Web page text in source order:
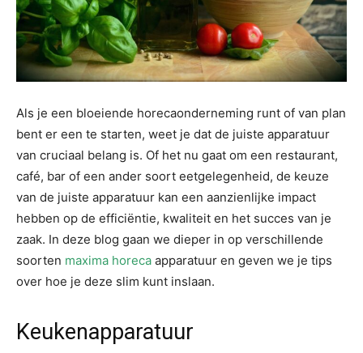
Als je een bloeiende horecaonderneming runt of van plan
bent er een te starten, weet je dat de juiste apparatuur
van cruciaal belang is. Of het nu gaat om een restaurant,
café, bar of een ander soort eetgelegenheid, de keuze
van de juiste apparatuur kan een aanzienlijke impact
hebben op de efficiëntie, kwaliteit en het succes van je
zaak. In deze blog gaan we dieper in op verschillende
soorten maxima horeca apparatuur en geven we je tips
over hoe je deze slim kunt inslaan.
Keukenapparatuur